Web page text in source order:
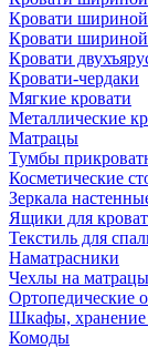
Кровати
Кровати
Кровати
Кровати-чердаки
Мягкие кровати
Металлические
Матрацы
Тумбы
Косметические
Зеркала
Ящики для
Текстиль для
Наматрасники
Чехлы на матрацы
Ортопедические
Шкафы, хранение
Комоды